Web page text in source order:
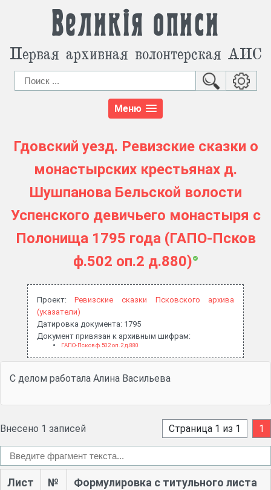
Великія описи
Первая архивная волонтерская АИС
Меню
Гдовский уезд. Ревизские сказки о
монастырских крестьянах д.
Шушпанова Бельской волости
Успенского девичьего монастыря с
Полонища 1795 года (ГАПО-Псков
ф.502 оп.2 д.880)
Проект:Ревизские сказки Псковского архива
(указатели)
Датировка документа: 1795
Документ привязан к архивным шифрам:
ГАПО-Псков ф.502 оп.2 д.880
С делом работала Алина Васильева
Внесено 1 записей Страница 1 из 1 1
Лист № Формулировка с титульного листа